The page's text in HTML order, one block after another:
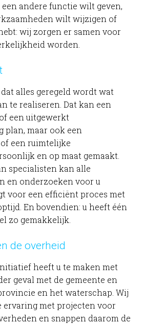
andere functie wilt geven,
wilt wijzigen of
wij zorgen er samen voor
worden.
alles geregeld wordt wat
te realiseren. Dat kan een
een uitgewerkt
plan, maar ook een
een ruimtelijke
en op maat gemaakt.
specialisten kan alle
en onderzoeken voor u
voor een efficiënt proces met
En bovendien: u heeft één
zo gemakkelijk.
de overheid
heeft u te maken met
geval met de gemeente en
en het waterschap. Wij
ervaring met projecten voor
en snappen daarom de